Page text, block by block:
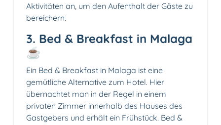
Aktivitäten an, um den Aufenthalt der Gäste zu
bereichern.
3. Bed & Breakfast in Malaga
☕
Ein Bed & Breakfast in Malaga ist eine
gemütliche Alternative zum Hotel. Hier
übernachtet man in der Regel in einem
privaten Zimmer innerhalb des Hauses des
Gastgebers und erhält ein Frühstück. Bed &